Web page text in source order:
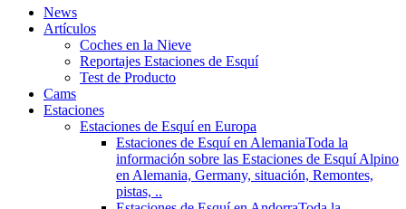
News
Artículos
Coches en la Nieve
Reportajes Estaciones de Esquí
Test de Producto
Cams
Estaciones
Estaciones de Esquí en Europa
Estaciones de Esquí en AlemaniaToda la
información sobre las Estaciones de Esquí Alpino
en Alemania, Germany, situación, Remontes,
pistas, ..